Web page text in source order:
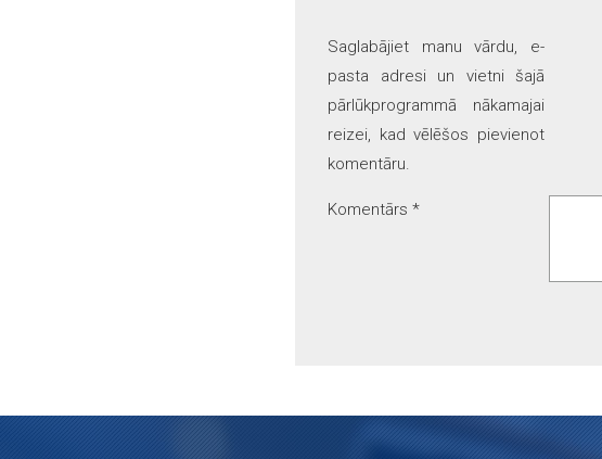
Saglabājiet manu vārdu, e-
pasta adresi un vietni šajā
pārlūkprogrammā nākamajai
reizei, kad vēlēšos pievienot
komentāru.
Komentārs *